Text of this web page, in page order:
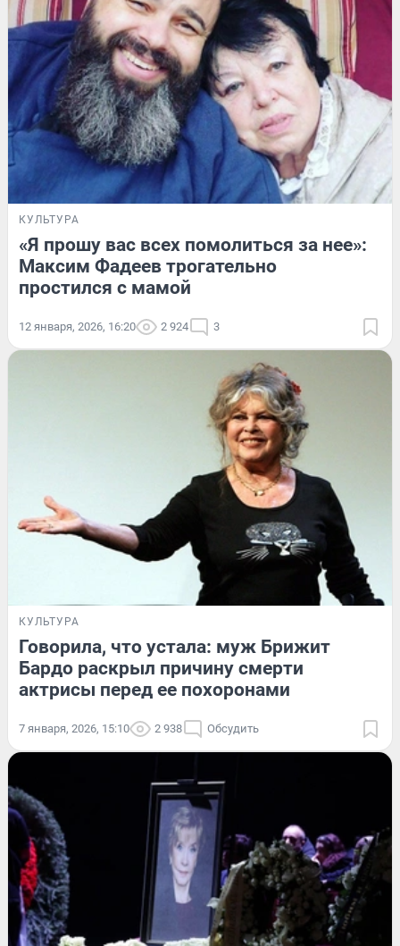
КУЛЬТУРА
«Я прошу вас всех помолиться за нее»:
Максим Фадеев трогательно
простился с мамой
12 января, 2026, 16:20 2 924 3
КУЛЬТУРА
Говорила, что устала: муж Брижит
Бардо раскрыл причину смерти
актрисы перед ее похоронами
7 января, 2026, 15:10 2 938 Обсудить